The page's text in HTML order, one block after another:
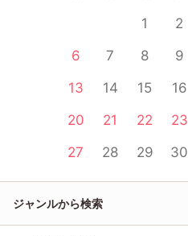
1 2
6
7 8 9
13
14 15 16
20
21 22 23
27
28 29 30
ジャンルから検索